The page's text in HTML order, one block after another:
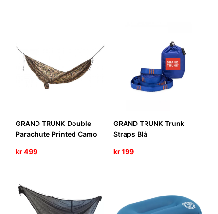
GRAND TRUNK Double
Parachute Printed Camo
kr499
GRAND TRUNK Trunk
Straps Blå
kr199